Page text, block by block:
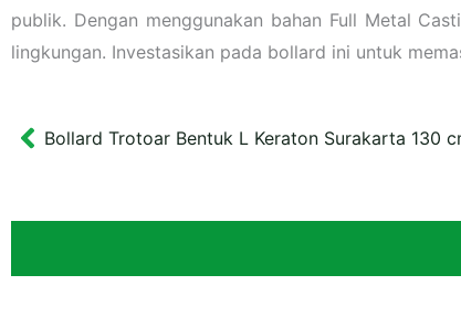
publik. Dengan menggunakan bahan Full Metal
lingkungan. Investasikan pada bollard ini untuk
Prev
Bollard Trotoar Bentuk L Keraton Surakarta 130